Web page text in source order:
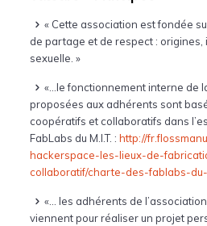
« Cette association est fondée
de partage et de respect : origines,
sexuelle. »
«…le fonctionnement interne de
proposées aux adhérents sont
coopératifs et collaboratifs dans
FabLabs du M.I.T. :http://
hackerspace-les-lieux-de-
collaboratif/charte-des-fablabs-
«… les adhérents de
viennent pour réaliser un projet